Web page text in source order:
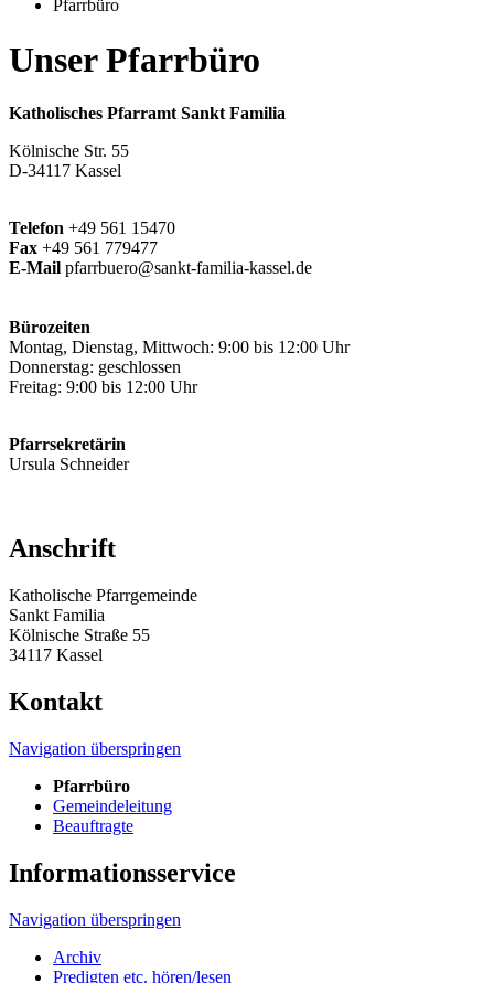
Pfarrbüro
Unser Pfarrbüro
Katholisches Pfarramt Sankt Familia
Kölnische Str. 55
D-34117 Kassel
Telefon +49 561 15470
Fax +49 561 779477
E-Mail pfarrbuero@sankt-familia-kassel.de
Bürozeiten
Montag, Dienstag, Mittwoch: 9:00 bis 12:00 Uhr
Donnerstag: geschlossen
Freitag: 9:00 bis 12:00 Uhr
Pfarrsekretärin
Ursula Schneider
Anschrift
Katholische Pfarrgemeinde
Sankt Familia
Kölnische Straße 55
34117 Kassel
Kontakt
Navigation überspringen
Pfarrbüro
Gemeindeleitung
Beauftragte
Informationsservice
Navigation überspringen
Archiv
Predigten etc. hören/lesen